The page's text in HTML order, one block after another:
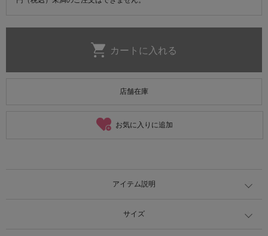
店舗在庫
お気に入りに追加
アイテム説明
サイズ